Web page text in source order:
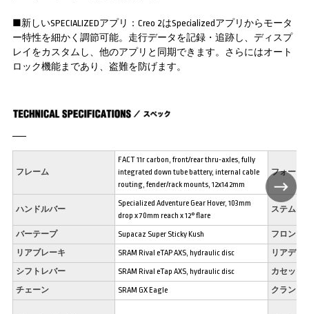
■新しいSPECIALIZEDアプリ：Creo 2はSpecializedアプリからモータ
ー特性を細かく調節可能。走行データを記録・追跡し、ディスプ
レイをカスタムし、他のアプリと同期できます。さらにはオート
ロック機能まであり、盗難を防げます。
フレーム
FACT 11r carbon, front/rear thru-axles, fully
integrated down tube battery, internal cable
routing, fender/rack mounts, 12x142mm
フォーク
ハンドルバー
Specialized Adventure Gear Hover, 103mm
drop x 70mm reach x 12° flare
ステム
バーテープ Supacaz Super Sticky Kush フロント
リアブレーキ SRAM Rival eTAP AXS, hydraulic disc リアディ
シフトレバー SRAM Rival eTap AXS, hydraulic disc カセット
チェーン SRAM GX Eagle クランク